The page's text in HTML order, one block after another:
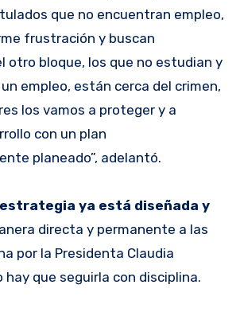
que no encuentran empleo,
frustración y buscan
otro bloque, los que no estudian y
empleo, están cerca del crimen,
los vamos a proteger y a
con un plan
planeado”, adelantó.
ya está diseñada y
directa y permanente a las
por la Presidenta Claudia
hay que seguirla con disciplina.